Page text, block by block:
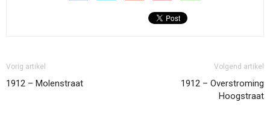
Vorig artikel
1912 – Molenstraat
Volgend artikel
1912 – Overstroming
Hoogstraat